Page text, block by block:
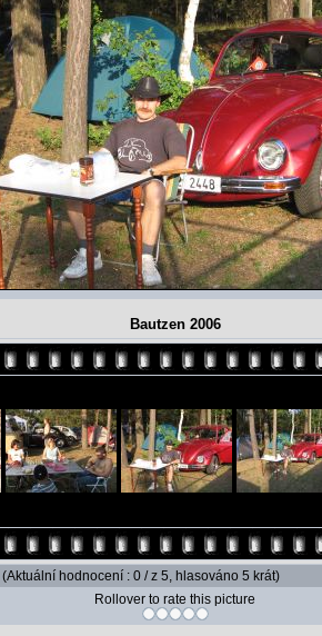
Bautzen 2006
(Aktuální hodnocení : 0 / z 5, hlasováno 5 krát)
Rollover to rate this picture